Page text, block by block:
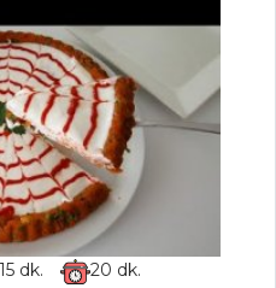
dk. 20 dk.